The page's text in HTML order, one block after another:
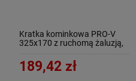
Kratka kominkowa PRO-V
325x170 z ruchomą żaluzją,
189,42 zł